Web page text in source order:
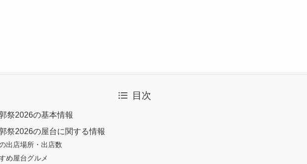
目次
祭2026の基本情報
祭2026の屋台に関する情報
出店場所・出店数
め屋台グルメ